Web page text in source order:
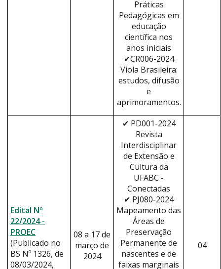
Práticas
Pedagógicas em
educação
científica nos
anos iniciais
✔CR006-2024
Viola Brasileira:
estudos, difusão
e
aprimoramentos.
Edital Nº
22/2024 -
PROEC
(Publicado no
BS Nº 1326, de
08/03/2024,
08 a 17 de
março de
2024
✔ PD001-2024
Revista
Interdisciplinar
de Extensão e
Cultura da
UFABC -
Conectadas
✔ PJ080-2024
Mapeamento das
Áreas de
Preservação
Permanente de
nascentes e de
faixas marginais
04